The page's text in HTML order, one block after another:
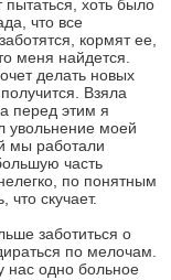
хоть было
что все
кормят ее,
меня найдется.
делать новых
Взяла
перед этим я
увольнение моей
мы работали
часть
по понятным
скучает.
заботиться о
по мелочам.
нас одно больное